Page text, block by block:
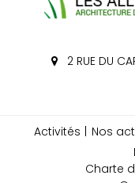
2 RUE DU
Activités Nos
Charte